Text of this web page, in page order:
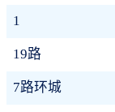
1
19路
7路环城